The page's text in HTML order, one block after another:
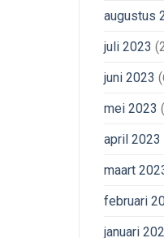
augustus
juli 2023
juni 2023
mei 2023
april 2023
maart
februari
januari